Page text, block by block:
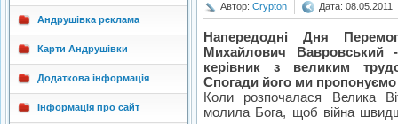
Андрушівка реклама
Карти Андрушівки
Додаткова інформація
Інформація про сайт
Автор: Crypton Дата: 08.05.2011
Напередодні Дня
Михайлович
керівник з великим
Спогади його ми пропонуємо
Коли розпочалася Велика
молила Бога, щоб війна